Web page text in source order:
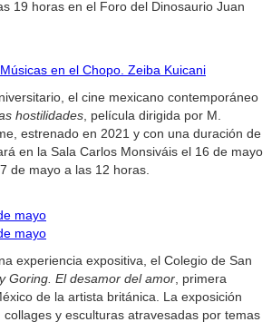
19 horas en el Foro del Dinosaurio Juan
en el Chopo. Zeiba Kuicani
el cine mexicano contemporáneo
hostilidades , película dirigida por M.
estrenado en 2021 y con una duración de
en la Sala Carlos Monsiváis el 16 de mayo
de mayo a las 12 horas.
mayo
mayo
experiencia expositiva, el Colegio de San
Goring. El desamor del amor , primera
de la artista británica. La exposición
y esculturas atravesadas por temas